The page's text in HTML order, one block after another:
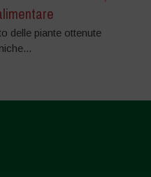
delle piante ottenute